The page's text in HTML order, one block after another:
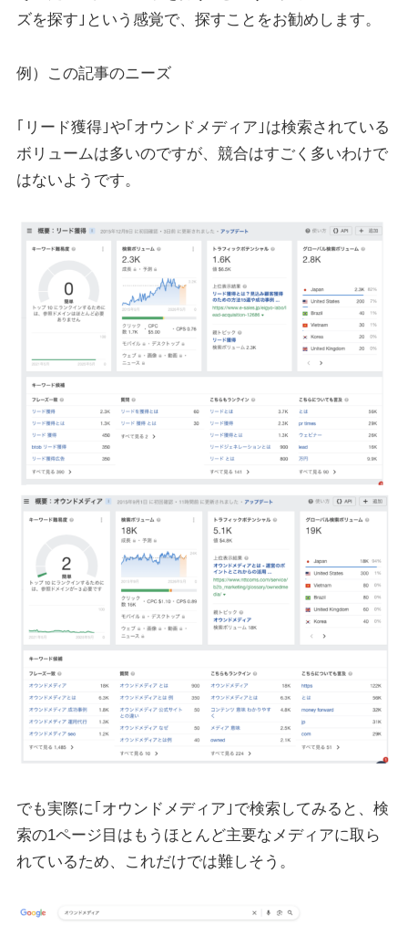
ズを探す｣という感覚で、探すことをお勧めします。
例）この記事のニーズ
｢リード獲得｣や｢オウンドメディア｣は検索されている
ボリュームは多いのですが、競合はすごく多いわけで
はないようです。
でも実際に｢オウンドメディア｣で検索してみると、検
索の1ページ目はもうほとんど主要なメディアに取ら
れているため、これだけでは難しそう。